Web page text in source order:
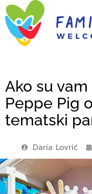
Ako su
Peppe Pig
tematski
Daria Lovrić